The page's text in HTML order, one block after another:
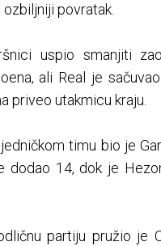
povratak.
uspio smanjiti
ali Real je
priveo utakmicu kraju.
timu bio je
dodao 14, dok je
partiju pružio je